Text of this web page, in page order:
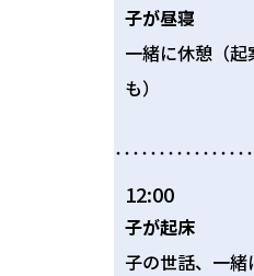
子が昼寝
一緒に休憩（起
も）
12:00
子が起床
子の世話、一緒